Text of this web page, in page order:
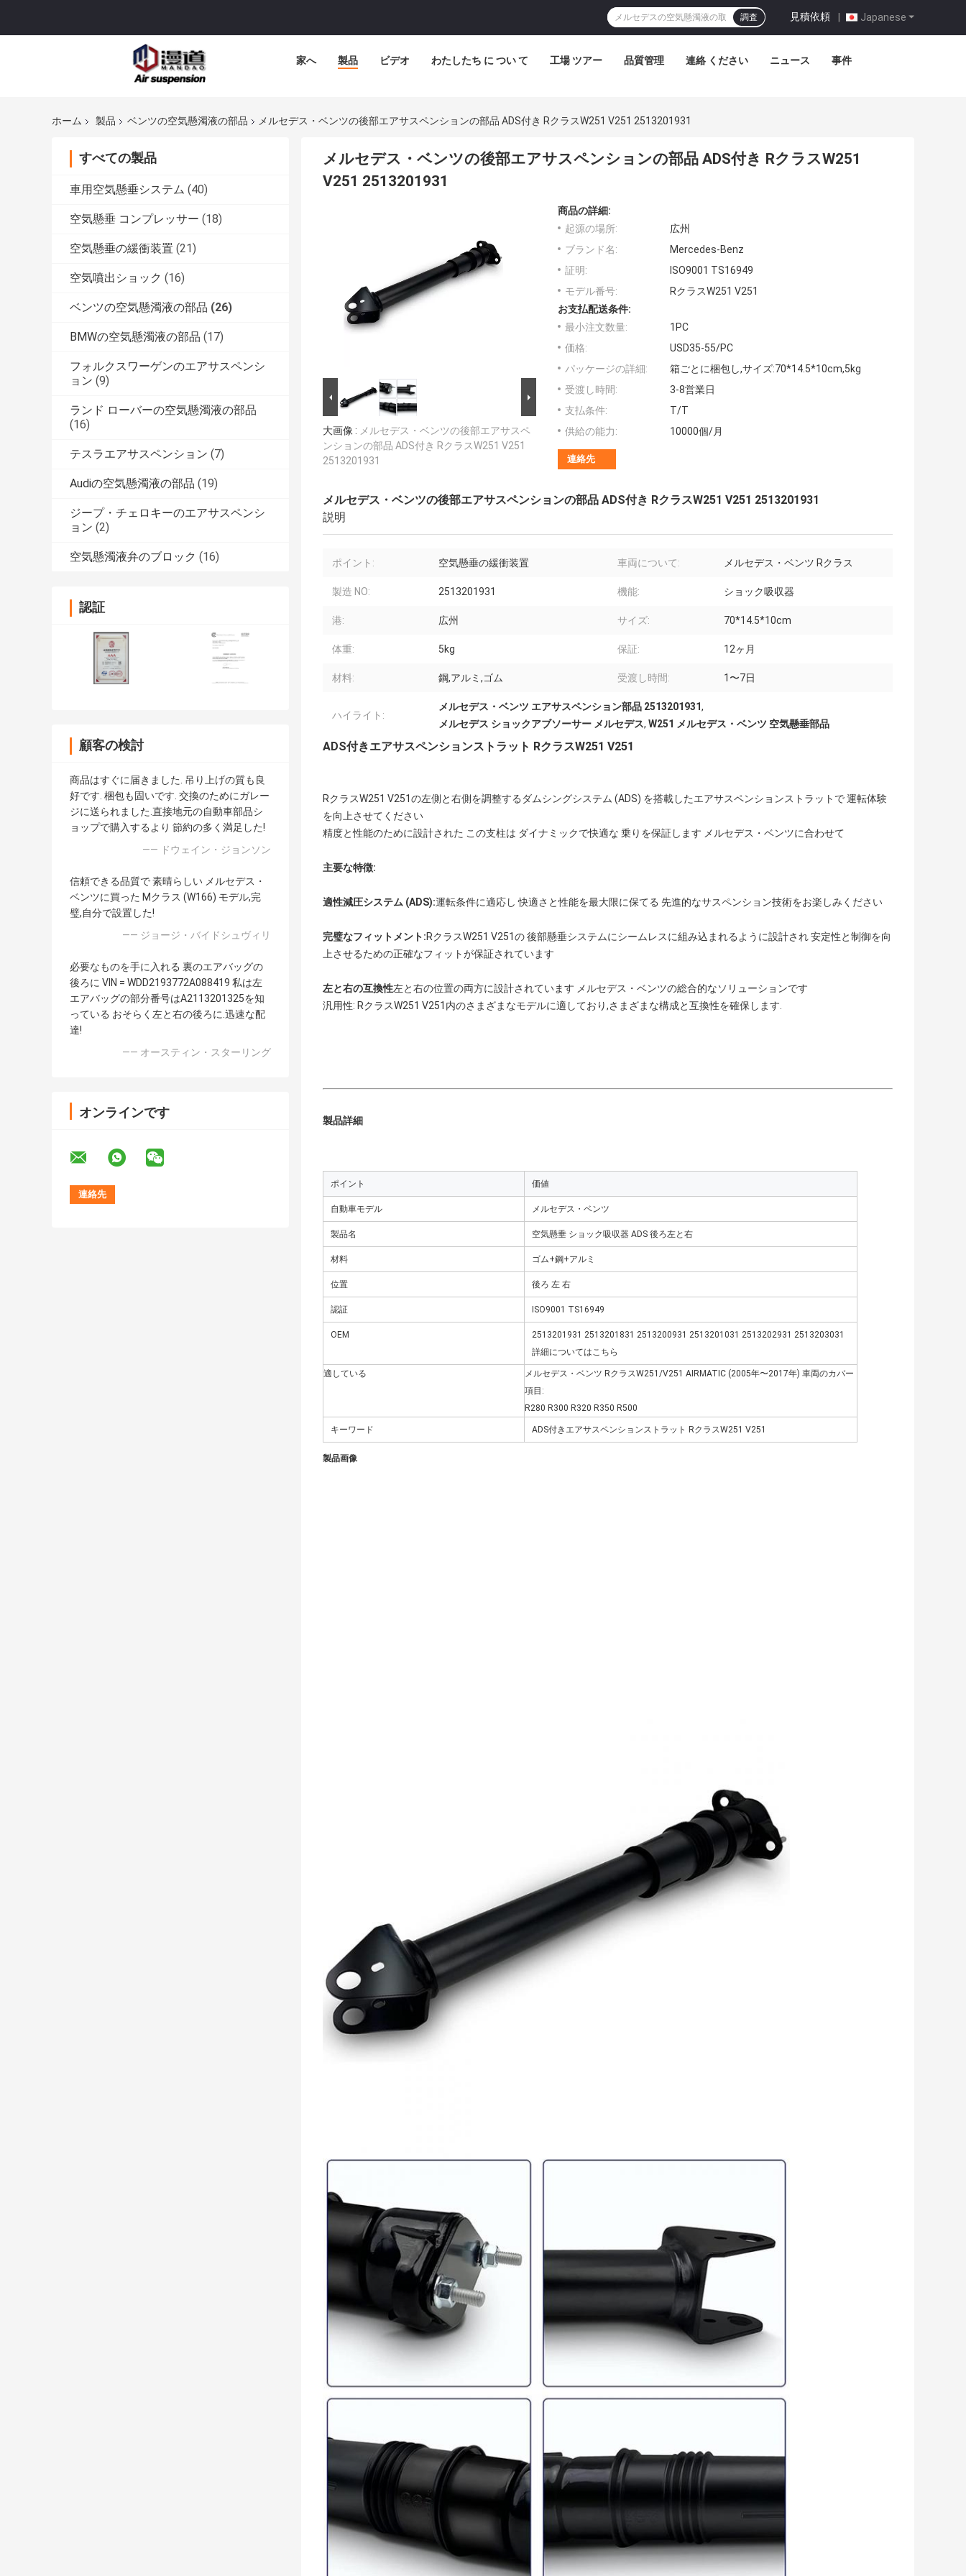
Japanese
見積依頼 |
調査
家へ 製品 ビデオ わたしたち に つい て 工場 ツアー 品質管理 連絡 ください ニュース 事件
ホーム 製品 ベンツの空気懸濁液の部品 メルセデス・ベンツの後部エアサスペンションの部品 ADS付き RクラスW251 V251 2513201931
すべての製品
車用空気懸垂システム (40)
空気懸垂 コンプレッサー (18)
空気懸垂の緩衝装置 (21)
空気噴出ショック (16)
ベンツの空気懸濁液の部品 (26)
BMWの空気懸濁液の部品 (17)
フォルクスワーゲンのエアサスペンシ
ョン (9)
ランド ローバーの空気懸濁液の部品
(16)
テスラエアサスペンション (7)
Audiの空気懸濁液の部品 (19)
ジープ・チェロキーのエアサスペンシ
ョン (2)
空気懸濁液弁のブロック (16)
認証
顧客の検討
商品はすぐに届きました. 吊り上げの質も良
好です. 梱包も固いです. 交換のためにガレー
ジに送られました.直接地元の自動車部品シ
ョップで購入するより 節約の多く満足した!
—— ドウェイン・ジョンソン
信頼できる品質で 素晴らしい メルセデス・
ベンツに買った Mクラス (W166) モデル,完
璧,自分で設置した!
—— ジョージ・バイドシュヴィリ
必要なものを手に入れる 裏のエアバッグの
後ろに VIN = WDD2193772A088419 私は左
エアバッグの部分番号はA2113201325を知
っている おそらく左と右の後ろに.迅速な配
達!
—— オースティン・スターリング
オンラインです
メルセデス・ベンツの後部エアサスペンションの部品 ADS付き RクラスW251
V251 2513201931
大画像 : メルセデス・ベンツの後部エアサスペ
ンションの部品 ADS付き RクラスW251 V251
2513201931
商品の詳細:
起源の場所:
広州
ブランド名:
Mercedes-Benz
証明:
ISO9001 TS16949
モデル番号:
RクラスW251 V251
お支払配送条件:
最小注文数量:
1PC
価格:
USD35-55/PC
パッケージの詳細:
箱ごとに梱包し,サイズ:70*14.5*10cm,5kg
受渡し時間:
3-8営業日
支払条件:
T/T
供給の能力:
10000個/月
連絡先
メルセデス・ベンツの後部エアサスペンションの部品 ADS付き RクラスW251 V251 2513201931
説明
ポイント: 空気懸垂の緩衝装置 車両について: メルセデス・ベンツ Rクラス
製造 NO: 2513201931 機能: ショック吸収器
港: 広州 サイズ: 70*14.5*10cm
体重: 5kg 保証: 12ヶ月
材料: 鋼,アルミ,ゴム 受渡し時間: 1〜7日
ハイライト:
メルセデス・ベンツ エアサスペンション部品 2513201931,
メルセデス ショックアブソーサー メルセデス, W251 メルセデス・ベンツ 空気懸垂部品
ADS付きエアサスペンションストラット RクラスW251 V251
RクラスW251 V251の左側と右側を調整するダムシングシステム (ADS) を搭載したエアサスペンションストラットで 運転体験
を向上させてください
精度と性能のために設計された この支柱は ダイナミックで快適な 乗りを保証します メルセデス・ベンツに合わせて
主要な特徴:
適性減圧システム (ADS):運転条件に適応し 快適さと性能を最大限に保てる 先進的なサスペンション技術をお楽しみください
完璧なフィットメント:RクラスW251 V251の 後部懸垂システムにシームレスに組み込まれるように設計され 安定性と制御を向
上させるための正確なフィットが保証されています
左と右の互換性左と右の位置の両方に設計されています メルセデス・ベンツの総合的なソリューションです
汎用性: RクラスW251 V251内のさまざまなモデルに適しており,さまざまな構成と互換性を確保します.
製品詳細
ポイント 価値
自動車モデル メルセデス・ベンツ
製品名 空気懸垂 ショック吸収器 ADS 後ろ左と右
材料 ゴム+鋼+アルミ
位置 後ろ 左 右
認証 ISO9001 TS16949
OEM
2513201931 2513201831 2513200931 2513201031 2513202931 2513203031
詳細についてはこちら
適している
メルセデス・ベンツ RクラスW251/V251 AIRMATIC (2005年〜2017年) 車両のカバー
項目:
R280 R300 R320 R350 R500
キーワード ADS付きエアサスペンションストラット RクラスW251 V251
製品画像